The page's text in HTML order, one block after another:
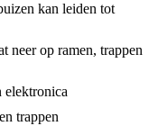
kan leiden tot
neer op ramen, trappen
elektronica
trappen